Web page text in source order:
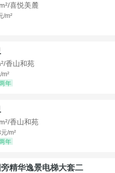
喜悦美麓
/m²
香山和苑
年
香山和苑
/m²
年
精华逸景电梯大套二